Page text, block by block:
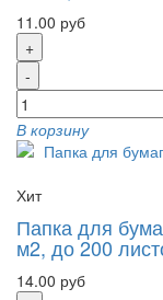
11.00 руб
+
-
В корзину
Хит
Папка для
м2, до 200
14.00 руб